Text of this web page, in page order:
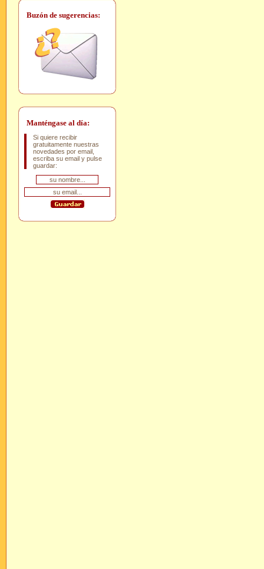
Buzón de sugerencias:
Manténgase al día:
Si quiere recibir
gratuitamente nuestras
novedades por email,
escriba su email y pulse
guardar: